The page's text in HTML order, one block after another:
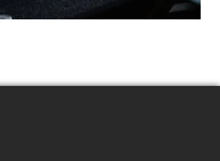
hay respuesta
del